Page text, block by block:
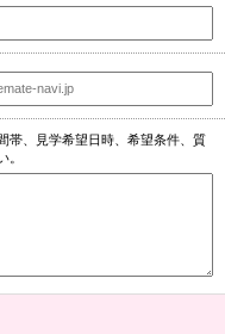
帯、見学希望日時、希望条件、質
。